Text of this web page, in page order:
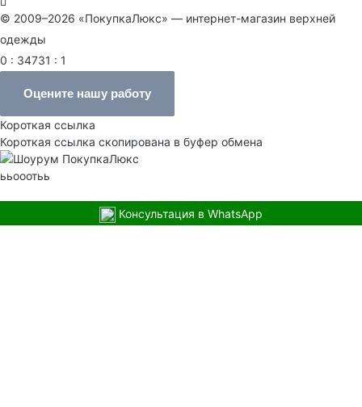
© 2009–2026 «ПокупкаЛюкс» — интернет-магазин верхней
одежды
0 : 34731 : 1
Оцените нашу работу
Короткая ссылка
Короткая ссылка скопирована в буфер обмена
ььооотьь
Консультация в WhatsApp